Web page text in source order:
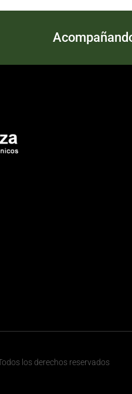
los derechos reservados